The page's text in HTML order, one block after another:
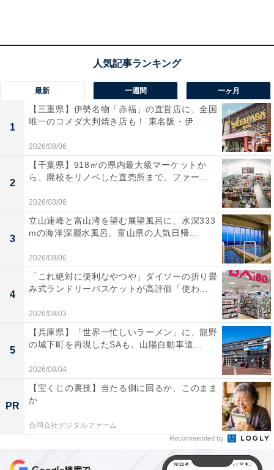
／2歳児のママ）」「寝かした後に寝返り等していない
かを別室で確認出来て安心だった（30代／0歳児のマ
マ）」などのコメントが見られました。
第2位：「鼻水吸引機」（25.0％）
第2位は、鼻をかめない赤ちゃんの鼻風邪防止アイテム
「鼻水吸引機」。今回調査対象のママのほとんどが、手
動式ではなく自動式の鼻水吸引機を利用していました。
回答者からは、「よく風邪をひく子だったので、鼻水を
吸い取ってあげると中耳炎になる可能性が低くなるとか
最新 一週間 一ヶ月
1
【三重県】伊勢名物「赤福」の直営店に、全国
唯一のコメダ大判焼き店も！ 東名阪・伊...
2026/08/06
2
【千葉県】918㎡の県内最大級マーケットか
ら、廃校をリノベした直売所まで。ファー...
2026/08/06
3
立山連峰と富山湾を望む展望風呂に、水深333
mの海洋深層水風呂。富山県の人気日帰...
2026/08/06
4
「これ絶対に便利なやつや」ダイソーの折り畳
み式ランドリーバスケットが高評価「使わ...
2026/08/03
5
【兵庫県】「世界一忙しいラーメン」に、龍野
の城下町を再現したSAも。山陽自動車道...
2026/08/04
PR
【宝くじの裏技】当たる側に回るか、このまま
か
合同会社デジタルファーム
Recommended by